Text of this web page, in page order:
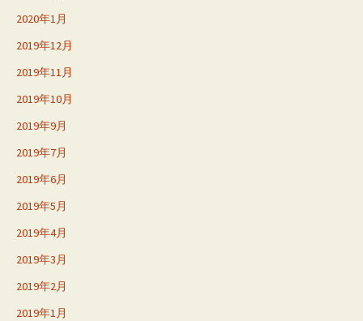
2020年1月
2019年12月
2019年11月
2019年10月
2019年9月
2019年7月
2019年6月
2019年5月
2019年4月
2019年3月
2019年2月
2019年1月